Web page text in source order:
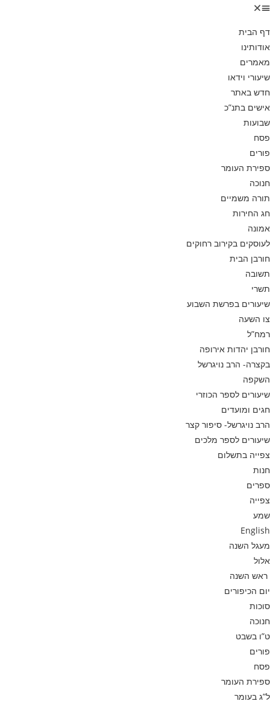
דף הבית
אודותינו
מאמרים
שיעורי וידאו
חדש באתר
אישים בתנ”כ
שבועות
פסח
פורים
ספירת העומר
חנוכה
תורה משמיים
חג החירות
אמונה
לעוסקים בקירוב רחוקים
חורבן הבית
תשובה
תשרי
שיעורים בפרשת השבוע
צו השעה
רמח”ל
חורבן יהדות אירופה
בקצרה- הרב נויגרשל
השקפה
שיעורים לספר הכוזרי
חגים ומועדים
הרב נויגרשל- סיפור קצר
שיעורים לספר מלכים
צפייה בתשלום
חנות
ספרים
צפייה
שמע
English
מעגל השנה
אלול
ראש השנה
יום הכיפורים
סוכות
חנוכה
ט”ו בשבט
פורים
פסח
ספירת העומר
ל”ג בעומר